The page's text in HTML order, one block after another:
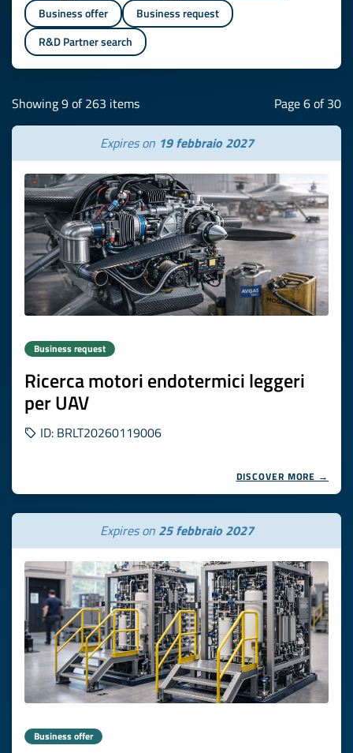
Business offer
Business request
R&D Partner search
Showing 9 of 263 items Page 6 of 30
Expires on 19 febbraio 2027
Business request
Ricerca motori endotermici leggeri
per UAV
ID: BRLT20260119006
DISCOVER MORE →
Expires on 25 febbraio 2027
Business offer